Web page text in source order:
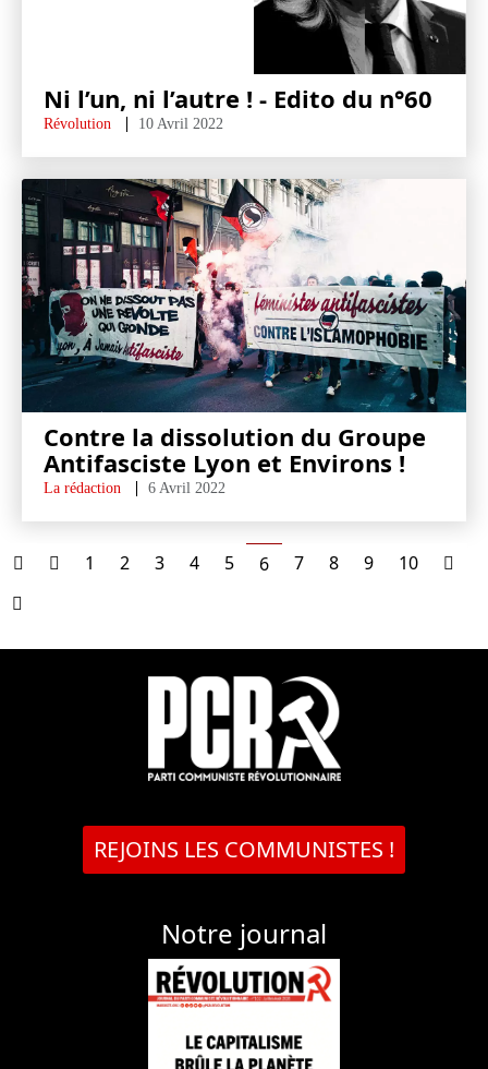
Ni l’un, ni l’autre ! - Edito du n°60
Révolution 10 Avril 2022
Contre la dissolution du Groupe
Antifasciste Lyon et Environs !
La rédaction 6 Avril 2022
1 2 3 4 5 6 7 8 9 10
REJOINS LES COMMUNISTES !
Notre journal